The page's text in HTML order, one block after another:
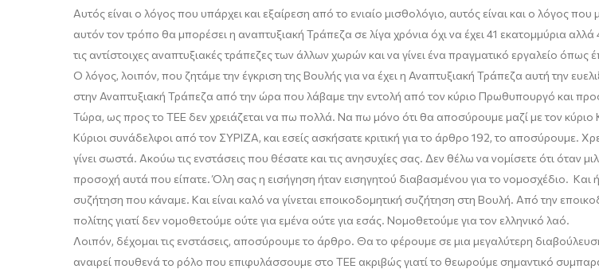
Αυτός είναι ο λόγος που υπάρχει και εξαίρεση από το ενιαίο μισθολόγιο, αυτός είναι και ο λόγος
αυτόν τον τρόπο θα μπορέσει η αναπτυξιακή Τράπεζα σε λίγα χρόνια όχι να έχει 41 εκατομμύρια
τις αντίστοιχες αναπτυξιακές τράπεζες των άλλων χωρών και να γίνει ένα πραγματικό εργαλείο όπως
Ο λόγος, λοιπόν, που ζητάμε την έγκριση της Βουλής για να έχει η Αναπτυξιακή Τράπεζα αυτή την
στην Αναπτυξιακή Τράπεζα από την ώρα που λάβαμε την εντολή από τον κύριο Πρωθυπουργό και
Τώρα, ως προς το ΤΕΕ δεν χρειάζεται να πω πολλά. Να πω μόνο ότι θα αποσύρουμε μαζί με τον
Κύριοι συνάδελφοι από τον ΣΥΡΙΖΑ, και εσείς ασκήσατε κριτική για το άρθρο 192, το αποσύρουμε.
γίνει σωστά. Ακούω τις ενστάσεις που θέσατε και τις ανησυχίες σας. Δεν θέλω να νομίσετε ότι όταν
προσοχή αυτά που είπατε. Όλη σας η εισήγηση ήταν εισηγητού διαβασμένου για το νομοσχέδιο. Και
συζήτηση που κάναμε. Και είναι καλό να γίνεται εποικοδομητική συζήτηση στη Βουλή. Από την
πολίτης γιατί δεν νομοθετούμε ούτε για εμένα ούτε για εσάς. Νομοθετούμε για τον ελληνικό λαό.
Λοιπόν, δέχομαι τις ενστάσεις, αποσύρουμε το άρθρο. Θα το φέρουμε σε μια μεγαλύτερη
αναιρεί πουθενά το ρόλο που επιφυλάσσουμε στο ΤΕΕ ακριβώς γιατί το θεωρούμε σημαντικό